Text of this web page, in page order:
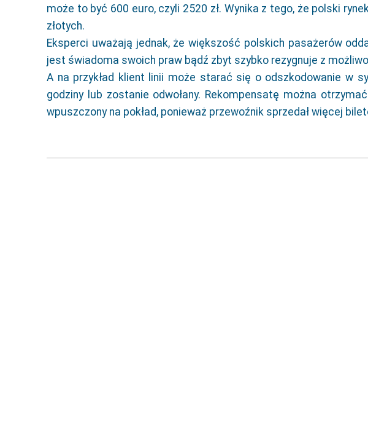
może to być 600 euro, czyli 2520 zł. Wynika z tego, że polski
złotych.
Eksperci uważają jednak, że większość polskich pasażerów
jest świadoma swoich praw bądź zbyt szybko rezygnuje z
A na przykład klient linii może starać się o odszkodowanie w
godziny lub zostanie odwołany. Rekompensatę można
wpuszczony na pokład, ponieważ przewoźnik sprzedał więcej